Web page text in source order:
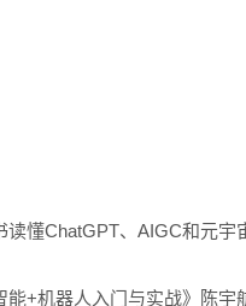
读懂ChatGPT、AIGC和元宇
能+机器人入门与实战》陈宇